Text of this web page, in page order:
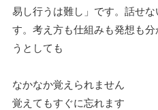
易し行うは難し」です。話せ
す。考え方も仕組みも発想も
うとしても
なかなか覚えられません
覚えてもすぐに忘れます